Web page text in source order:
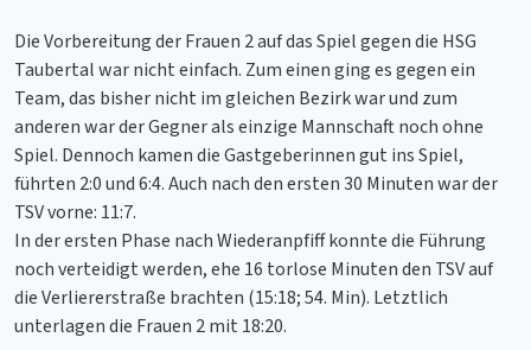
Die Vorbereitung der Frauen 2 auf das Spiel gegen die HSG
Taubertal war nicht einfach. Zum einen ging es gegen ein
Team, das bisher nicht im gleichen Bezirk war und zum
anderen war der Gegner als einzige Mannschaft noch ohne
Spiel. Dennoch kamen die Gastgeberinnen gut ins Spiel,
führten 2:0 und 6:4. Auch nach den ersten 30 Minuten war der
TSV vorne: 11:7.
In der ersten Phase nach Wiederanpfiff konnte die Führung
noch verteidigt werden, ehe 16 torlose Minuten den TSV auf
die Verliererstraße brachten (15:18; 54. Min). Letztlich
unterlagen die Frauen 2 mit 18:20.